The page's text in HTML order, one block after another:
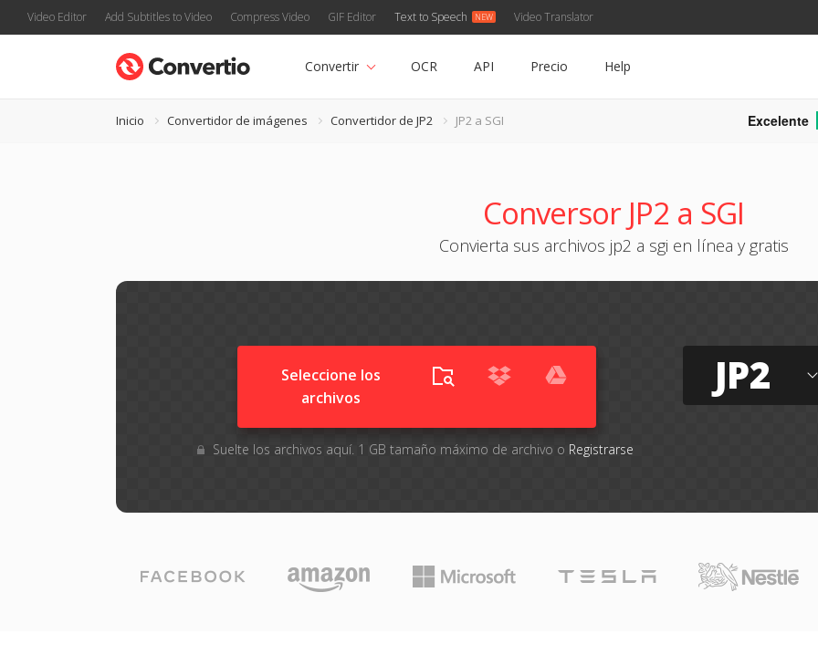
Video Editor Add Subtitles to Video Compress Video GIF Editor Text to Speech Video Translator
Convertir OCR API Precio Help
Inicio Convertidor de imágenes Convertidor de JP2 JP2 a SGI Excelente
Conversor JP2 a SGI
Convierta sus archivos jp2 a sgi en línea y gratis
Seleccione los
archivos
Suelte los archivos aquí. 1 GB tamaño máximo de archivo o Registrarse
JP2